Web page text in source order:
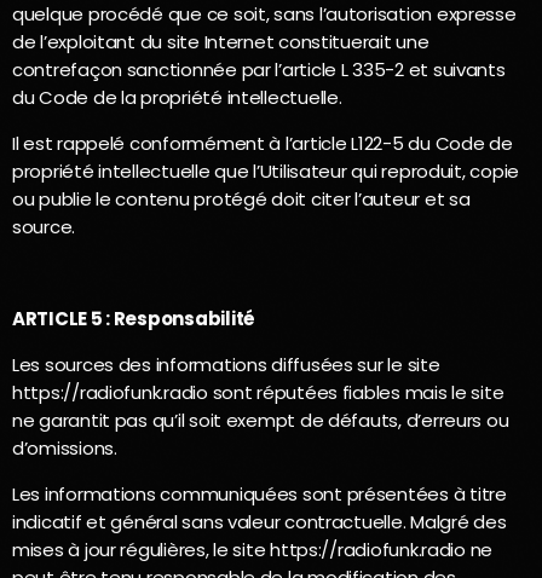
quelque procédé que ce soit, sans l’autorisation expresse
de l’exploitant du site Internet constituerait une
contrefaçon sanctionnée par l’article L 335-2 et suivants
du Code de la propriété intellectuelle.
Il est rappelé conformément à l’article L122-5 du Code de
propriété intellectuelle que l’Utilisateur qui reproduit, copie
ou publie le contenu protégé doit citer l’auteur et sa
source.
ARTICLE 5 : Responsabilité
Les sources des informations diffusées sur le site
https://radiofunk.radio sont réputées fiables mais le site
ne garantit pas qu’il soit exempt de défauts, d’erreurs ou
d’omissions.
Les informations communiquées sont présentées à titre
indicatif et général sans valeur contractuelle. Malgré des
mises à jour régulières, le site https://radiofunk.radio ne